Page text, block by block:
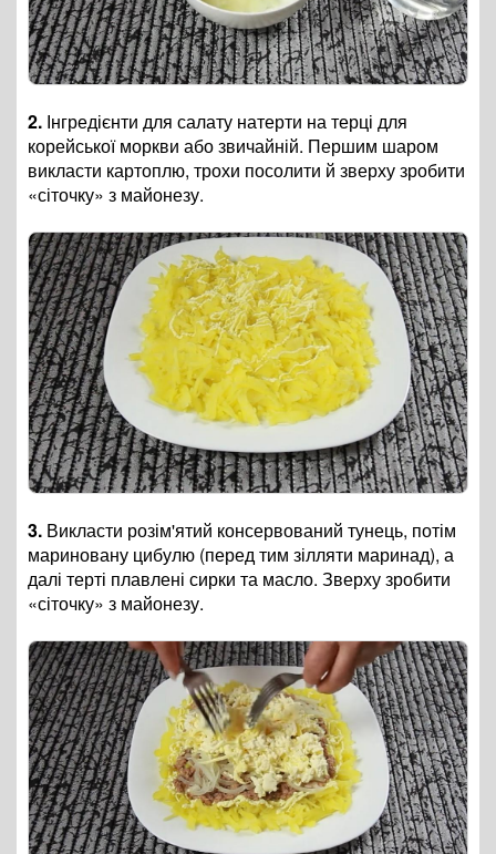
2. Інгредієнти для салату натерти на терці для
корейської моркви або звичайній. Першим шаром
викласти картоплю, трохи посолити й зверху зробити
«сіточку» з майонезу.
3. Викласти розім'ятий консервований тунець, потім
мариновану цибулю (перед тим зілляти маринад), а
далі терті плавлені сирки та масло. Зверху зробити
«сіточку» з майонезу.